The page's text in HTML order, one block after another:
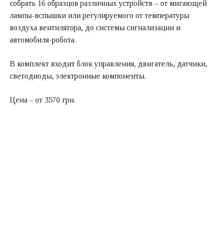
собрать 16 образцов различных устройств – от мигающей
лампы-вспышки или регулируемого от температуры
воздуха вентилятора, до системы сигнализации и
автомобиля-робота.
В комплект входит блок управления, двигатель, датчики,
светодиоды, электронные компоненты.
Цена – от 3570 грн.